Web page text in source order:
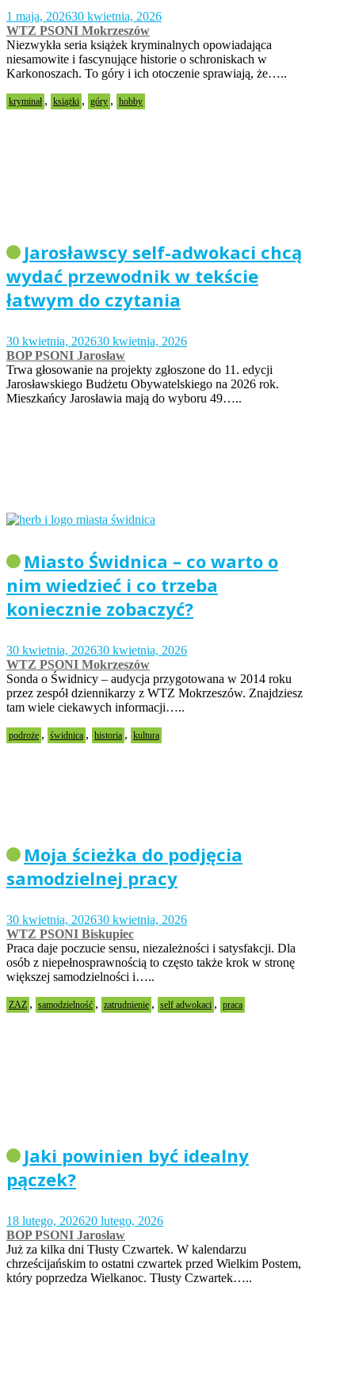
1 maja, 202630 kwietnia, 2026
WTZ PSONI Mokrzeszów
Niezwykła seria książek kryminalnych opowiadająca
niesamowite i fascynujące historie o schroniskach w
Karkonoszach. To góry i ich otoczenie sprawiają, że…..
kryminał , książki , góry , hobby
Jarosławscy self-adwokaci chcą
wydać przewodnik w tekście
łatwym do czytania
30 kwietnia, 202630 kwietnia, 2026
BOP PSONI Jarosław
Trwa głosowanie na projekty zgłoszone do 11. edycji
Jarosławskiego Budżetu Obywatelskiego na 2026 rok.
Mieszkańcy Jarosławia mają do wyboru 49…..
Miasto Świdnica – co warto o
nim wiedzieć i co trzeba
koniecznie zobaczyć?
30 kwietnia, 202630 kwietnia, 2026
WTZ PSONI Mokrzeszów
Sonda o Świdnicy – audycja przygotowana w 2014 roku
przez zespół dziennikarzy z WTZ Mokrzeszów. Znajdziesz
tam wiele ciekawych informacji…..
podroże , świdnica , historia , kultura
Moja ścieżka do podjęcia
samodzielnej pracy
30 kwietnia, 202630 kwietnia, 2026
WTZ PSONI Biskupiec
Praca daje poczucie sensu, niezależności i satysfakcji. Dla
osób z niepełnosprawnością to często także krok w stronę
większej samodzielności i…..
ZAZ , samodzielność , zatrudnienie , self adwokaci , praca
Jaki powinien być idealny
pączek?
18 lutego, 202620 lutego, 2026
BOP PSONI Jarosław
Już za kilka dni Tłusty Czwartek. W kalendarzu
chrześcijańskim to ostatni czwartek przed Wielkim Postem,
który poprzedza Wielkanoc. Tłusty Czwartek…..